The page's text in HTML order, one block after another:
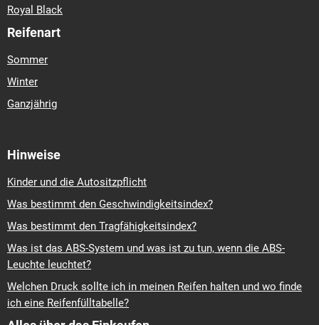
Royal Black
Reifenart
Sommer
Winter
Ganzjährig
Hinweise
Kinder und die Autositzpflicht
Was bestimmt den Geschwindigkeitsindex?
Was bestimmt den Tragfähigkeitsindex?
Was ist das ABS-System und was ist zu tun, wenn die ABS-
Leuchte leuchtet?
Welchen Druck sollte ich in meinen Reifen halten und wo finde
ich eine Reifenfülltabelle?